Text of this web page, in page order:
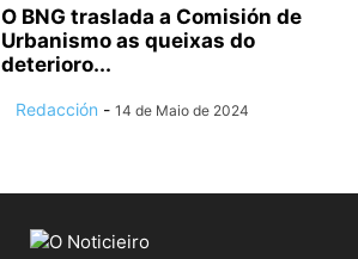
O BNG traslada a Comisión de
Urbanismo as queixas do
deterioro...
Redacción - 14 de Maio de 2024